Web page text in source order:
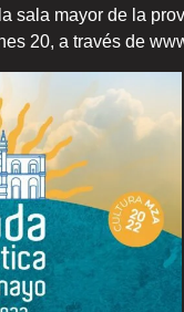
sala mayor de la
20, a través de